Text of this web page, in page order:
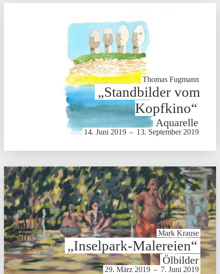
Thomas Fugmann
„Stand­bilder vom
Kopfkino“
Aquarelle
14. Juni 2019 – 13. September 2019
Mark Krause
„Inselpark-Malereien“
Ölbilder
29. März 2019 – 7. Juni 2019